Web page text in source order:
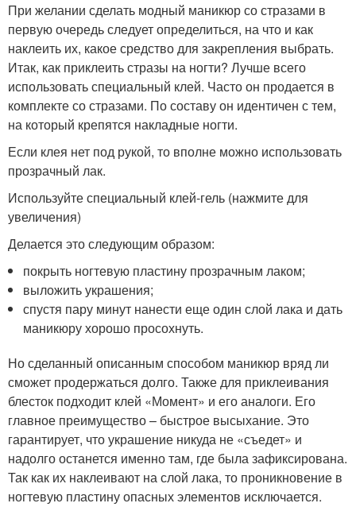
При желании сделать модный маникюр со стразами в
первую очередь следует определиться, на что и как
наклеить их, какое средство для закрепления выбрать.
Итак, как приклеить стразы на ногти? Лучше всего
использовать специальный клей. Часто он продается в
комплекте со стразами. По составу он идентичен с тем,
на который крепятся накладные ногти.
Если клея нет под рукой, то вполне можно использовать
прозрачный лак.
Используйте специальный клей-гель (нажмите для
увеличения)
Делается это следующим образом:
покрыть ногтевую пластину прозрачным лаком;
выложить украшения;
спустя пару минут нанести еще один слой лака и дать
маникюру хорошо просохнуть.
Но сделанный описанным способом маникюр вряд ли
сможет продержаться долго. Также для приклеивания
блесток подходит клей «Момент» и его аналоги. Его
главное преимущество – быстрое высыхание. Это
гарантирует, что украшение никуда не «съедет» и
надолго останется именно там, где была зафиксирована.
Так как их наклеивают на слой лака, то проникновение в
ногтевую пластину опасных элементов исключается.